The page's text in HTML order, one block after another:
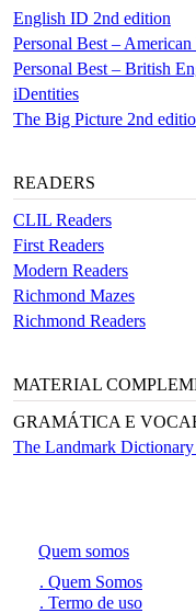
English ID 2nd edition
Personal Best –
Personal Best – British
iDentities
The Big Picture 2nd
READERS
CLIL Readers
First Readers
Modern Readers
Richmond Mazes
Richmond Readers
MATERIAL
GRAMÁTICA E
The Landmark Dictionary
Quem somos
. Quem Somos
. Termo de uso